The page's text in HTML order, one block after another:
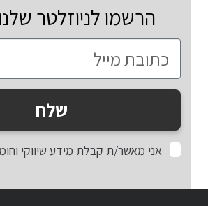
הרשמו לניוזלטר
אני מאשר/ת קבלת מידע שיווקי
שלח